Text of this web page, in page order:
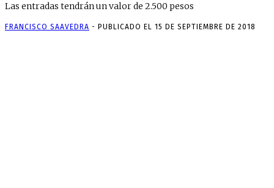
Las entradas tendrán un valor de 2.500 pesos
FRANCISCO SAAVEDRA - PUBLICADO EL 15 DE SEPTIEMBRE DE 2018